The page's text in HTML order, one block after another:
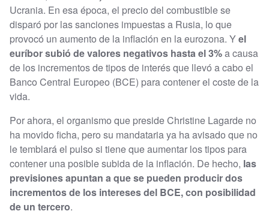
Ucrania. En esa época, el precio del combustible se
disparó por las sanciones impuestas a Rusia, lo que
provocó un aumento de la inflación en la eurozona. Yel
euríbor subió de valores negativos hasta el 3%a causa
de los incrementos de tipos de interés que llevó a cabo el
Banco Central Europeo (BCE) para contener el coste de la
vida.
Por ahora, el organismo que preside Christine Lagarde no
ha movido ficha, pero su mandataria ya ha avisado que no
le temblará el pulso si tiene que aumentar los tipos para
contener una posible subida de la inflación. De hecho, las
previsiones apuntan a que se pueden producir dos
incrementos de los intereses del BCE, con posibilidad
de un tercero.